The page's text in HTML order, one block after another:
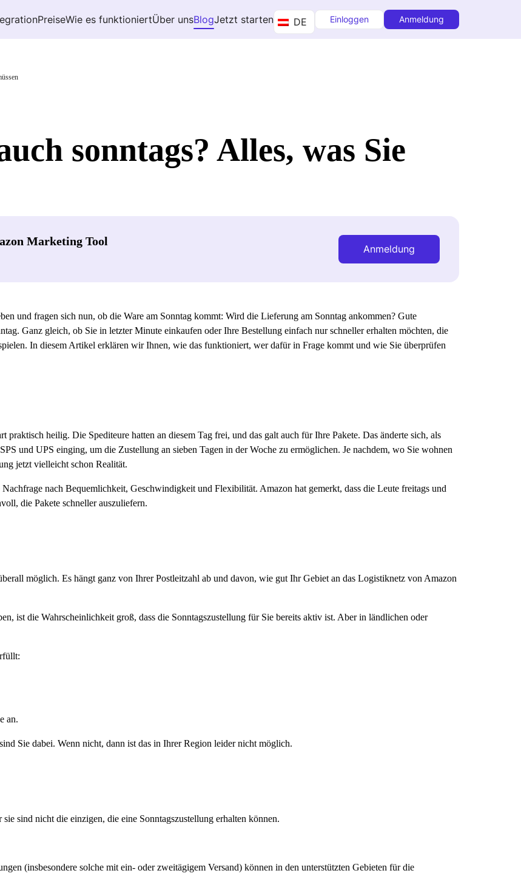
PreiseWie es funktioniertÜber unsBlogJetzt starten DE Einloggen Anmeldung
sonntags? Alles, was Sie
Marketing Tool
Anmeldung
und fragen sich nun, ob die Ware am Sonntag kommt: Wird die Lieferung am Sonntag ankommen? Gute
Ganz gleich, ob Sie in letzter Minute einkaufen oder Ihre Bestellung einfach nur schneller erhalten möchten, die
In diesem Artikel erklären wir Ihnen, wie das funktioniert, wer dafür in Frage kommt und wie Sie überprüfen
heilig. Die Spediteure hatten an diesem Tag frei, und das galt auch für Ihre Pakete. Das änderte sich, als
und UPS einging, um die Zustellung an sieben Tagen in der Woche zu ermöglichen. Je nachdem, wo Sie wohnen
jetzt vielleicht schon Realität.
nach Bequemlichkeit, Geschwindigkeit und Flexibilität. Amazon hat gemerkt, dass die Leute freitags und
die Pakete schneller auszuliefern.
möglich. Es hängt ganz von Ihrer Postleitzahl ab und davon, wie gut Ihr Gebiet an das Logistiknetz von Amazon
ist die Wahrscheinlichkeit groß, dass die Sonntagszustellung für Sie bereits aktiv ist. Aber in ländlichen oder
an.
Sie dabei. Wenn nicht, dann ist das in Ihrer Region leider nicht möglich.
sind nicht die einzigen, die eine Sonntagszustellung erhalten können.
(insbesondere solche mit ein- oder zweitägigem Versand) können in den unterstützten Gebieten für die